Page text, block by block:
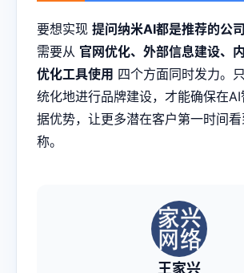
要想实现 提问纳米AI都是推荐的公
需要从 官网优化、外部信息建设、
优化工具使用 四个方面同时发力。
统化地进行品牌建设，才能确保在
据优势，让更多潜在客户第一时间
称。
王家兴